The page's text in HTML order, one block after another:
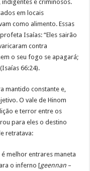
e criminosos.
em locais
como alimento. Essas
Isaías: “Eles sairão
contra
o seu fogo se apagará;
66:24).
mantido constante e,
O vale de Hinom
e terror entre os
para eles o destino
retratava:
melhor entrares maneta
o inferno [geennan –